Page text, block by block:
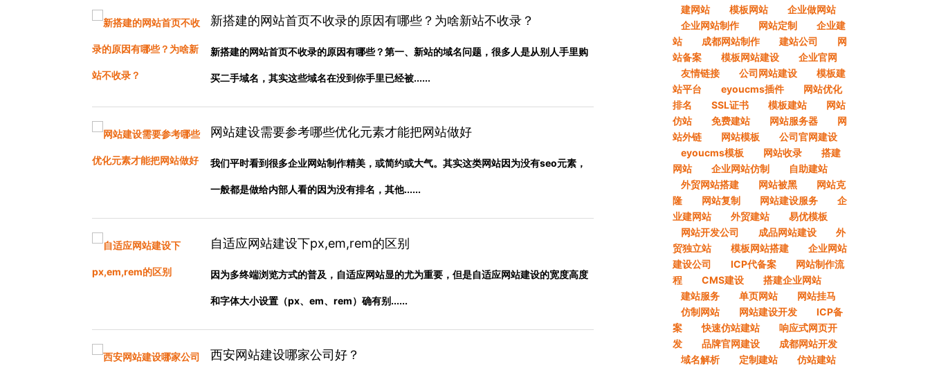
新搭建的网站首页不收录的原因有哪些？为啥新站不收录？
新搭建的网站首页不收录的原因有哪些？第一、新站的域名问题，很多人是从别人手里购
买二手域名，其实这些域名在没到你手里已经被......
网站建设需要参考哪些优化元素才能把网站做好
我们平时看到很多企业网站制作精美，或简约或大气。其实这类网站因为没有seo元素，
一般都是做给内部人看的因为没有排名，其他......
自适应网站建设下px,em,rem的区别
因为多终端浏览方式的普及，自适应网站显的尤为重要，但是自适应网站建设的宽度高度
和字体大小设置（px、em、rem）确有别......
西安网站建设哪家公司好？
建网站
模板网站
企业做网站
企业网站制作
网站定制
企业建
站
成都网站制作 建站公司
网
站备案
模板网站建设
企业官网
友情链接
公司网站建设
模板建
站平台
eyoucms插件
网站优化
排名
SSL证书 模板建站
网站
仿站
免费建站 网站服务器
网
站外链
网站模板
公司官网建设
eyoucms模板
网站收录
搭建
网站
企业网站仿制
自助建站
外贸网站搭建
网站被黑
网站克
隆
网站复制 网站建设服务
企
业建网站
外贸建站
易优模板
网站开发公司
成品网站建设
外
贸独立站
模板网站搭建
企业网站
建设公司
ICP代备案
网站制作流
程
CMS建设
搭建企业网站
建站服务
单页网站
网站挂马
仿制网站
网站建设开发
ICP备
案
快速仿站建站
响应式网页开
发
品牌官网建设
成都网站开发
域名解析
定制建站
仿站建站